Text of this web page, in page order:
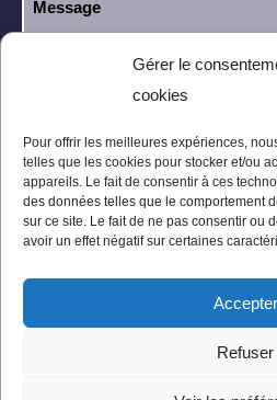
Gérer le
cookies
Pour offrir les meilleures expériences,
telles que les cookies pour stocker et/ou
appareils. Le fait de consentir à ces
des données telles que le comportement
sur ce site. Le fait de ne pas consentir ou
avoir un effet négatif sur certaines
Accepter
Refuser
J’ai lu et j’accepte